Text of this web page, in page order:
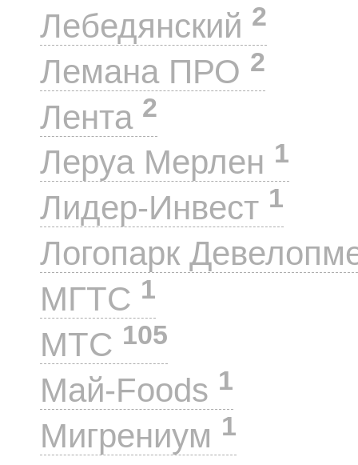
Лебедянский 2
Лемана ПРО 2
Лента 2
Леруа Мерлен 1
Лидер-Инвест 1
Логопарк
МГТС 1
МТС 105
Май-Foods 1
Мигрениум 1